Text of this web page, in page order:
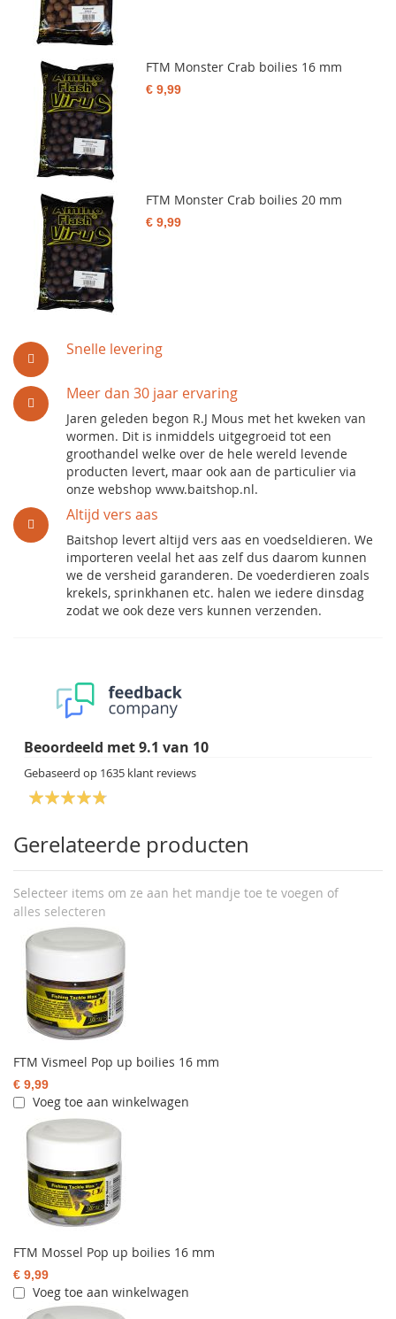
Snelle levering
Meer dan 30 jaar ervaring
Jaren geleden begon R.J Mous met het kweken van
wormen. Dit is inmiddels uitgegroeid tot een
groothandel welke over de hele wereld levende
producten levert, maar ook aan de particulier via
onze webshop www.baitshop.nl.
Altijd vers aas
Baitshop levert altijd vers aas en voedseldieren. We
importeren veelal het aas zelf dus daarom kunnen
we de versheid garanderen. De voederdieren zoals
krekels, sprinkhanen etc. halen we iedere dinsdag
zodat we ook deze vers kunnen verzenden.
Beoordeeld met9.1 van 10
Gebaseerd op 1635 klant reviews
Gerelateerde producten
Selecteer items om ze aan het mandje toe te voegen of
alles selecteren
FTM Vismeel Pop up boilies 16 mm
€ 9,99
Voeg toe aan winkelwagen
FTM Mossel Pop up boilies 16 mm
€ 9,99
Voeg toe aan winkelwagen
FTM Monster Crab boilies 16 mm
€ 9,99
FTM Monster Crab boilies 20 mm
€ 9,99